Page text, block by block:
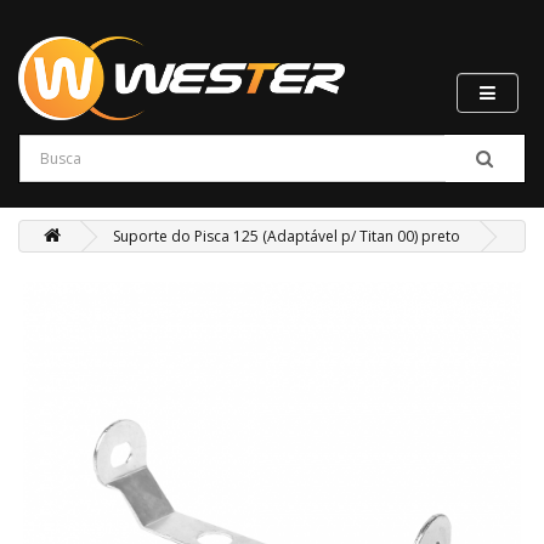
Suporte do Pisca 125 (Adaptável p/ Titan 00) preto